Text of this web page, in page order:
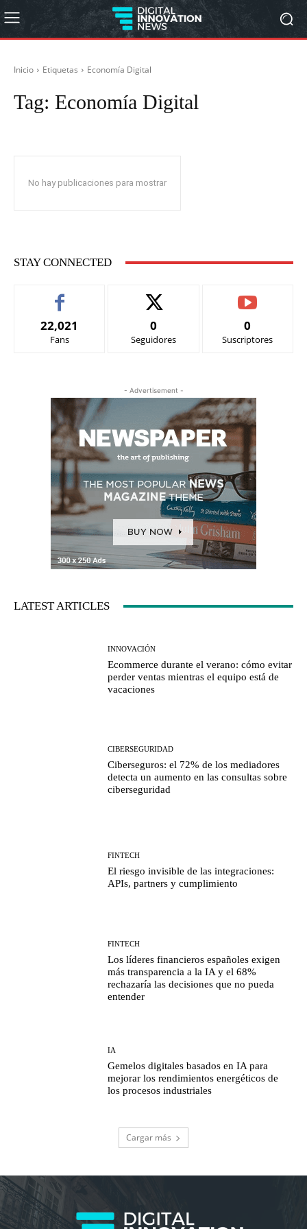
Inicio Etiquetas Economía Digital
Tag: Economía Digital
No hay publicaciones para mostrar
STAY CONNECTED
22,021
Fans
0
Seguidores
0
Suscriptores
- Advertisement -
LATEST ARTICLES
INNOVACIÓN
Ecommerce durante el verano: cómo evitar
perder ventas mientras el equipo está de
vacaciones
CIBERSEGURIDAD
Ciberseguros: el 72% de los mediadores
detecta un aumento en las consultas sobre
ciberseguridad
FINTECH
El riesgo invisible de las integraciones:
APIs, partners y cumplimiento
FINTECH
Los líderes financieros españoles exigen
más transparencia a la IA y el 68%
rechazaría las decisiones que no pueda
entender
IA
Gemelos digitales basados en IA para
mejorar los rendimientos energéticos de
los procesos industriales
Cargar más